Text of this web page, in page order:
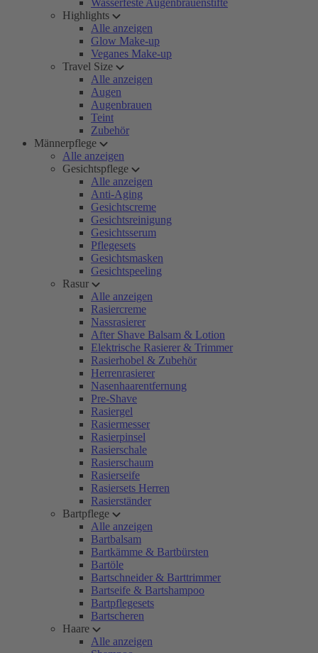
Wasserfeste Augenbrauenstifte
Highlights
Alle anzeigen
Glow Make-up
Veganes Make-up
Travel Size
Alle anzeigen
Augen
Augenbrauen
Teint
Zubehör
Männerpflege
Alle anzeigen
Gesichtspflege
Alle anzeigen
Anti-Aging
Gesichtscreme
Gesichtsreinigung
Gesichtsserum
Pflegesets
Gesichtsmasken
Gesichtspeeling
Rasur
Alle anzeigen
Rasiercreme
Nassrasierer
After Shave Balsam & Lotion
Elektrische Rasierer & Trimmer
Rasierhobel & Zubehör
Herrenrasierer
Nasenhaarentfernung
Pre-Shave
Rasiergel
Rasiermesser
Rasierpinsel
Rasierschale
Rasierschaum
Rasierseife
Rasiersets Herren
Rasierständer
Bartpflege
Alle anzeigen
Bartbalsam
Bartkämme & Bartbürsten
Bartöle
Bartschneider & Barttrimmer
Bartseife & Bartshampoo
Bartpflegesets
Bartscheren
Haare
Alle anzeigen